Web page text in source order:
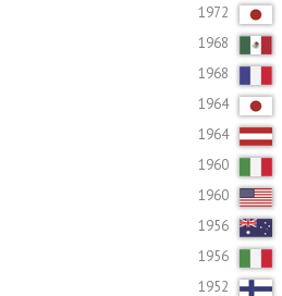
1972
1968
1968
1964
1964
1960
1960
1956
1956
1952